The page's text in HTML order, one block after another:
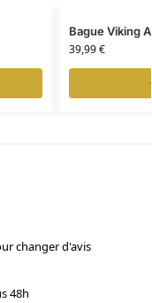
Bague Viking
39,99€
changer d'avis
48h